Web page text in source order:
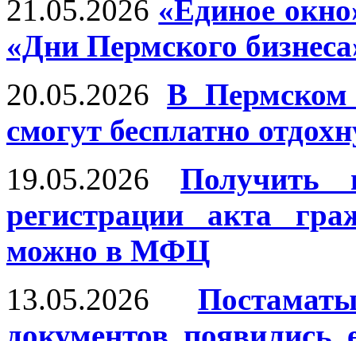
21.05.2026 «Единое
«Дни Пермского
20.05.2026 В Пермском
смогут бесплатно
19.05.2026
Получить
регистрации акта
можно в МФЦ
13.05.2026